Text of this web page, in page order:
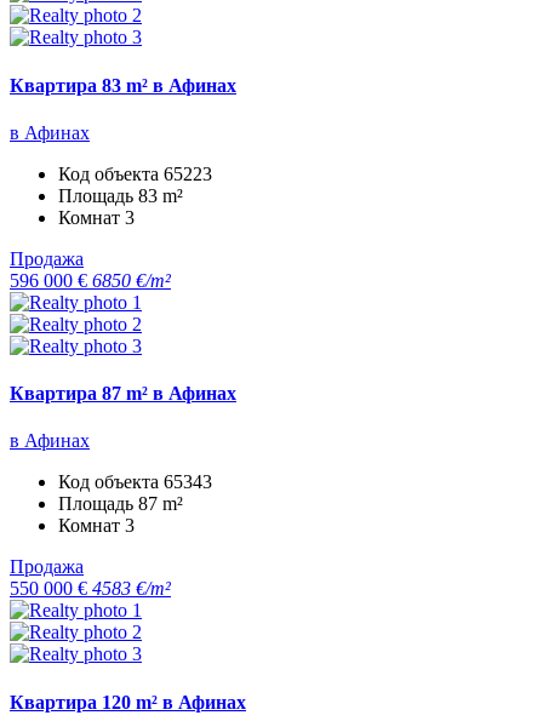
Квартира 83 m² в Афинах
в Афинах
Код объекта 65223
Площадь 83 m²
Комнат 3
Продажа
596 000 € 6850 €/m²
Квартира 87 m² в Афинах
в Афинах
Код объекта 65343
Площадь 87 m²
Комнат 3
Продажа
550 000 € 4583 €/m²
Квартира 120 m² в Афинах